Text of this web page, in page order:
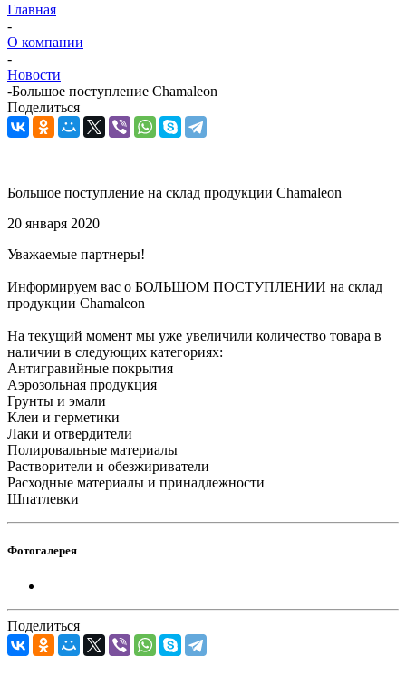
Главная
-
О компании
-
Новости
-Большое поступление Chamaleon
Поделиться
Большое поступление на склад продукции Chamaleon
20 января 2020
Уважаемые партнеры!
Информируем вас о БОЛЬШОМ ПОСТУПЛЕНИИ на склад
продукции Chamaleon
На текущий момент мы уже увеличили количество товара в
наличии в следующих категориях:
Антигравийные покрытия
Аэрозольная продукция
Грунты и эмали
Клеи и герметики
Лаки и отвердители
Полировальные материалы
Растворители и обезжириватели
Расходные материалы и принадлежности
Шпатлевки
Фотогалерея
Поделиться